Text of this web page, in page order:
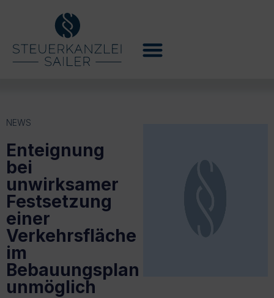
NEWS
Enteignung
bei
unwirksamer
Festsetzung
einer
Verkehrsfläche
im
Bebauungsplan
unmöglich